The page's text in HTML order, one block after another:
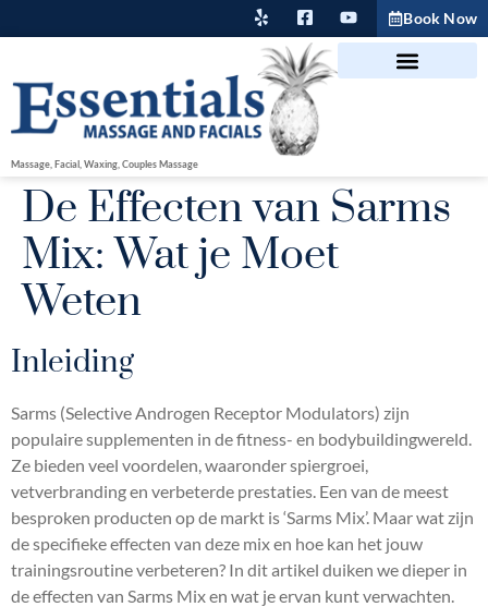
Book Now
Massage, Facial, Waxing, Couples Massage
De Effecten van Sarms
Mix: Wat je Moet
Weten
Inleiding
Sarms (Selective Androgen Receptor Modulators) zijn
populaire supplementen in de fitness- en bodybuildingwereld.
Ze bieden veel voordelen, waaronder spiergroei,
vetverbranding en verbeterde prestaties. Een van de meest
besproken producten op de markt is ‘Sarms Mix’. Maar wat zijn
de specifieke effecten van deze mix en hoe kan het jouw
trainingsroutine verbeteren? In dit artikel duiken we dieper in
de effecten van Sarms Mix en wat je ervan kunt verwachten.